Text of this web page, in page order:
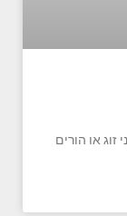
או הורים